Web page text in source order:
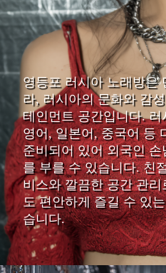
영등포 러시아 노래방은
라, 러시아의 문화와 감
테인먼트 공간입니다.
영어, 일본어, 중국어 등
준비되어 있어 외국인
를 부를 수 있습니다. 친
비스와 깔끔한 공간 관
도 편안하게 즐길 수 있
습니다.